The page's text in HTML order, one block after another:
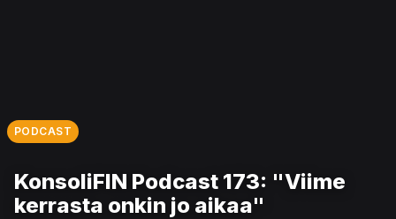
PODCAST
KonsoliFIN Podcast 173: "Viime
kerrasta onkin jo aikaa"